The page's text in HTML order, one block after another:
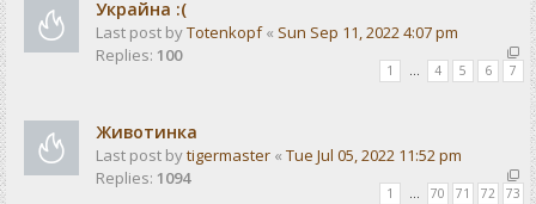
Украйна :(
Last post byTotenkopf« Sun Sep 11, 2022 4:07 pm
Replies: 100
1 … 4 5 6 7
Животинка
Last post bytigermaster « Tue Jul 05, 2022 11:52 pm
Replies: 1094
1 … 70 71 72 73